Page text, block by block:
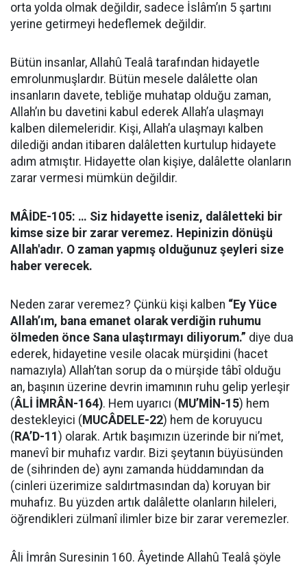
orta yolda olmak değildir, sadece İslâm’ın 5 şartını
yerine getirmeyi hedeflemek değildir.
Bütün insanlar, Allahû Tealâ tarafından hidayetle
emrolunmuşlardır. Bütün mesele dalâlette olan
insanların davete, tebliğe muhatap olduğu zaman,
Allah’ın bu davetini kabul ederek Allah’a ulaşmayı
kalben dilemeleridir. Kişi, Allah’a ulaşmayı kalben
dilediği andan itibaren dalâletten kurtulup hidayete
adım atmıştır. Hidayette olan kişiye, dalâlette olanların
zarar vermesi mümkün değildir.
MÂİDE-105: … Siz hidayette iseniz, dalâletteki bir
kimse size bir zarar veremez. Hepinizin dönüşü
Allah'adır. O zaman yapmış olduğunuz şeyleri size
haber verecek.
Neden zarar veremez? Çünkü kişi kalben “Ey Yüce
Allah’ım, bana emanet olarak verdiğin ruhumu
ölmeden önce Sana ulaştırmayı diliyorum.” diye dua
ederek, hidayetine vesile olacak mürşidini (hacet
namazıyla) Allah’tan sorup da o mürşide tâbî olduğu
an, başının üzerine devrin imamının ruhu gelip yerleşir
(ÂLİ İMRÂN-164). Hem uyarıcı ( MU’MİN-15) hem
destekleyici ( MUCÂDELE-22) hem de koruyucu
( RA’D-11 ) olarak. Artık başımızın üzerinde bir ni’met,
manevî bir muhafız vardır. Bizi şeytanın büyüsünden
de (sihrinden de) aynı zamanda hüddamından da
(cinleri üzerimize saldırtmasından da) koruyan bir
muhafız. Bu yüzden artık dalâlette olanların hileleri,
öğrendikleri zülmanî ilimler bize bir zarar veremezler.
Âli İmrân Suresinin 160. Âyetinde Allahû Tealâ şöyle